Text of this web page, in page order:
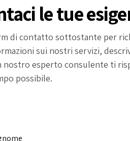
le tue
di contatto sottostante per
sui nostri servizi,
nostro esperto consulente ti
possibile.